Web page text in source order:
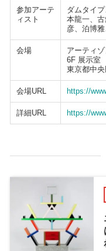
参加アーテ
ィスト
ダムタイ
本龍一、
彦、泊博雅
会場
アーティ
6F 展示室
東京都中
会場URL https://
詳細URL https://